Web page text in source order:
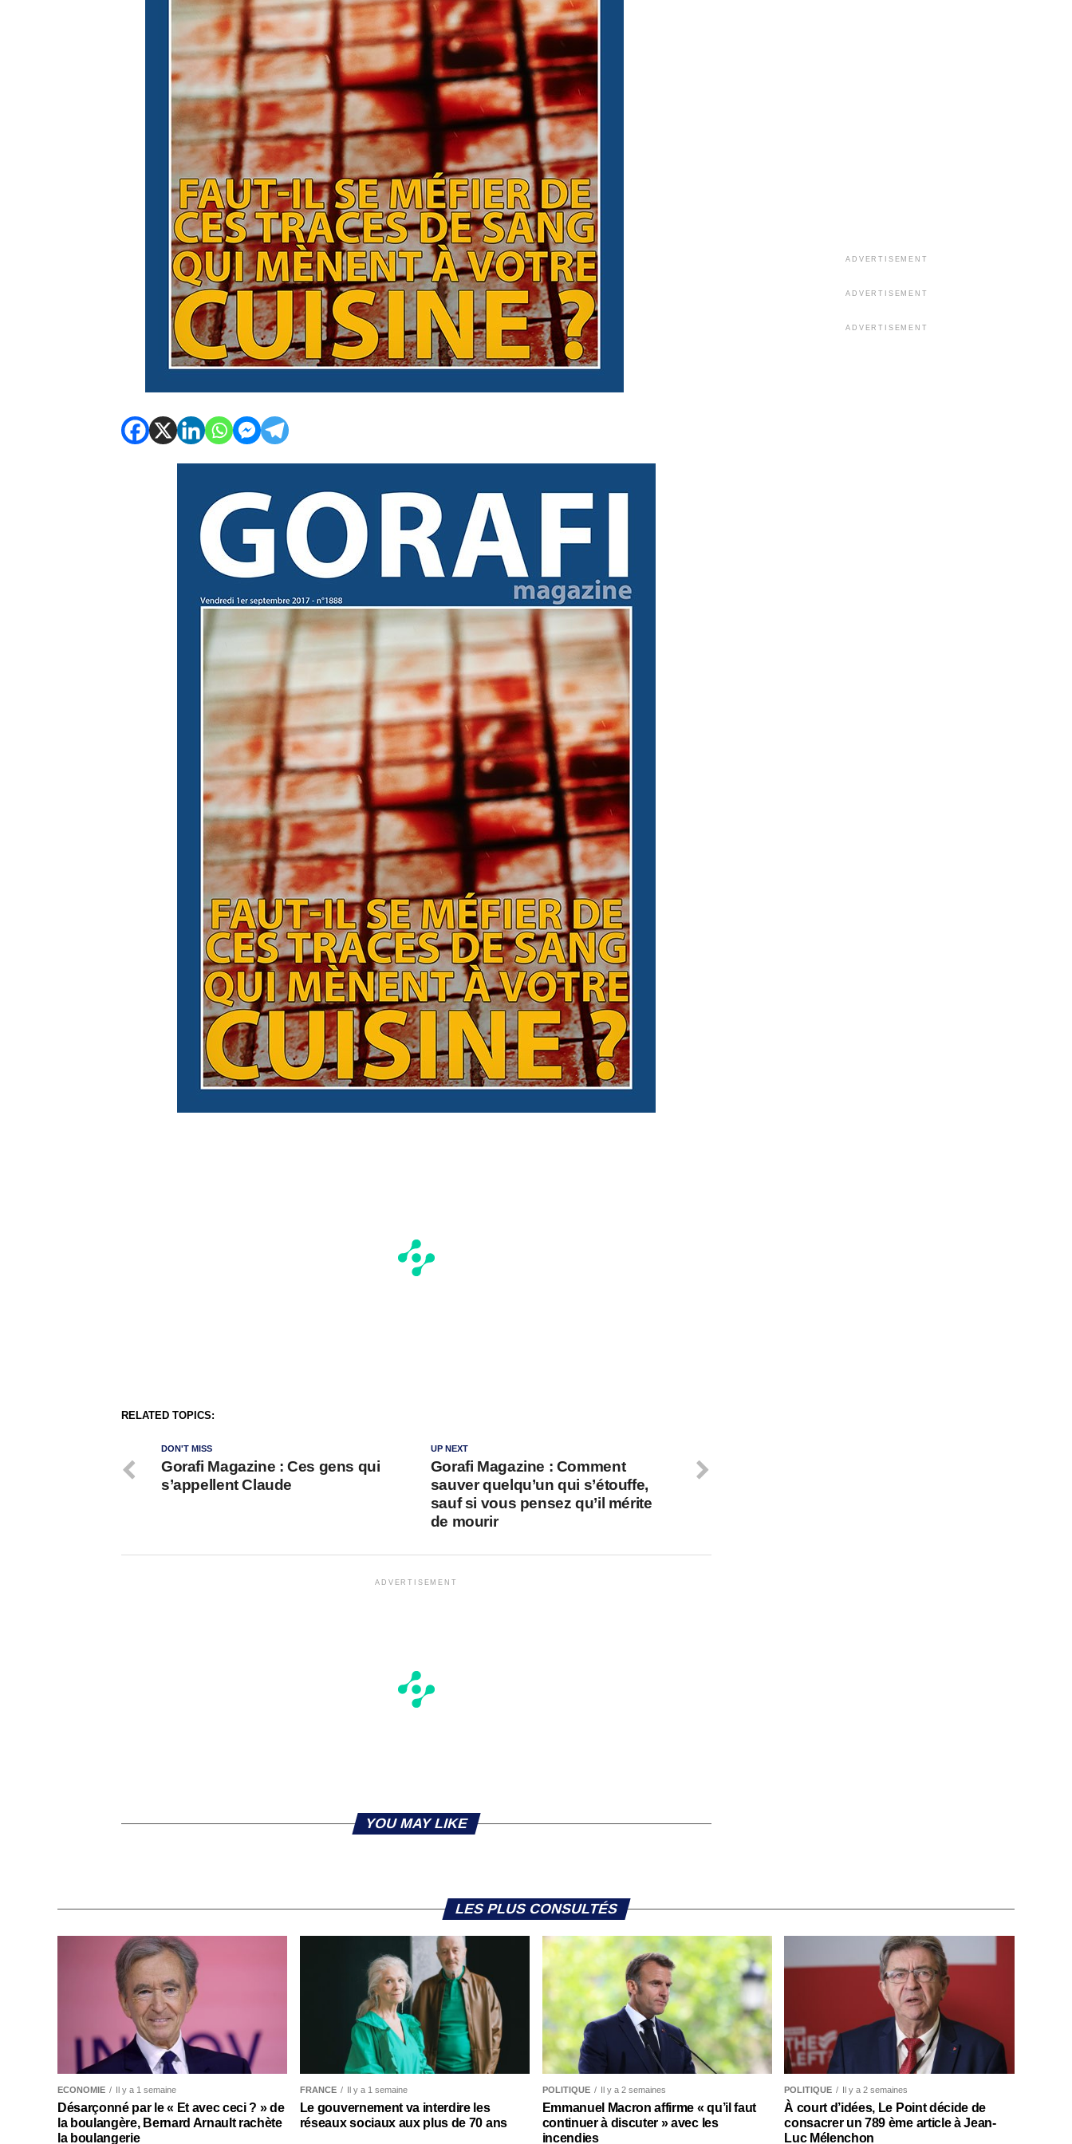
RELATED TOPICS:
UP NEXT
Gorafi Magazine : Comment
sauver quelqu’un qui s’étouffe,
sauf si vous pensez qu’il mérite
de mourir
DON'T MISS
Gorafi Magazine : Ces gens qui
s’appellent Claude
ADVERTISEMENT
YOU MAY LIKE
ADVERTISEMENT
ADVERTISEMENT
ADVERTISEMENT
LES PLUS CONSULTÉS
ECONOMIE Il y a 1 semaine
Désarçonné par le « Et avec ceci ? » de
la boulangère, Bernard Arnault rachète
la boulangerie
FRANCE Il y a 1 semaine
Le gouvernement va interdire les
réseaux sociaux aux plus de 70 ans
POLITIQUE Il y a 2 semaines
Emmanuel Macron affirme « qu’il faut
continuer à discuter » avec les
incendies
POLITIQUE Il y a 2 semaines
À court d’idées, Le Point décide de
consacrer un 789 ème article à Jean-
Luc Mélenchon